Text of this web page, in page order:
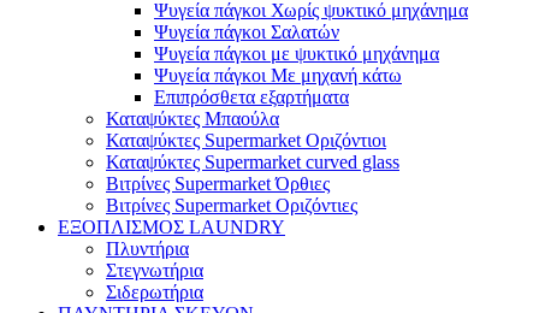
Ψυγεία πάγκοι Χωρίς ψυκτικό μηχάνημα
Ψυγεία πάγκοι Σαλατών
Ψυγεία πάγκοι με ψυκτικό μηχάνημα
Ψυγεία πάγκοι Με μηχανή κάτω
Επιπρόσθετα εξαρτήματα
Καταψύκτες Μπαούλα
Καταψύκτες Supermarket Οριζόντιοι
Καταψύκτες Supermarket curved glass
Βιτρίνες Supermarket Όρθιες
Βιτρίνες Supermarket Οριζόντιες
ΕΞΟΠΛΙΣΜΟΣ LAUNDRY
Πλυντήρια
Στεγνωτήρια
Σιδερωτήρια